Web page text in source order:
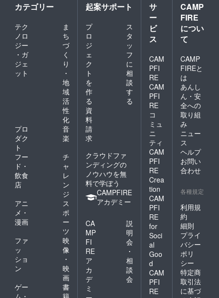
カテゴリー
テク
ノロ
ジー
・ガ
ジェ
ット
ま
ち
づ
く
り
・
地
域
活
性
化
プロ
ダク
ト
音
楽
フー
ド・
飲食
店
チ
ャ
レ
ン
ジ
アニ
メ・
漫画
ス
ポ
ー
ツ
ファ
ッ
ショ
ン
映
像
・
映
画
ゲー
ム・
書
籍
起案サポート
プ
ロ
ジ
ェ
ク
ト
を
作
る
ス
タ
ッ
フ
に
相
談
す
る
資
料
請
求
クラウドファ
ンディングの
ノウハウを無
料で学ぼう
CAMPFIRE
アカデミー
CA
MP
FI
RE
ア
カ
デ
ミ
説
明
会
・
相
談
会
サ
ー
ビ
ス
CAM
PFI
RE
CAM
PFI
RE
コ
ミュ
ニ
ティ
CAM
PFI
RE
Crea
tion
CAM
PFI
RE
for
Soci
al
Goo
d
CAM
PFI
RE
CAMP
FIRE
につい
て
CAMP
FIREと
は
あんし
ん・安
全への
取り組
み
ニュー
ス
ヘルプ
お問い
合わせ
各種規定
利用規
約
細則
プライ
バシー
ポリ
シー
特定商
取引法
に基づ